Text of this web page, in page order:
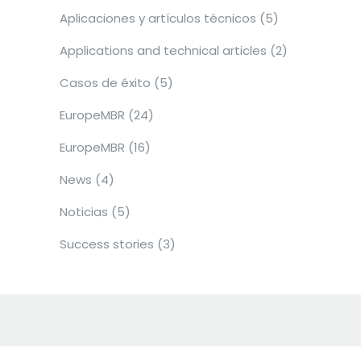
Aplicaciones y artículos técnicos (5)
Applications and technical articles (2)
Casos de éxito (5)
EuropeMBR (24)
EuropeMBR (16)
News (4)
Noticias (5)
Success stories (3)